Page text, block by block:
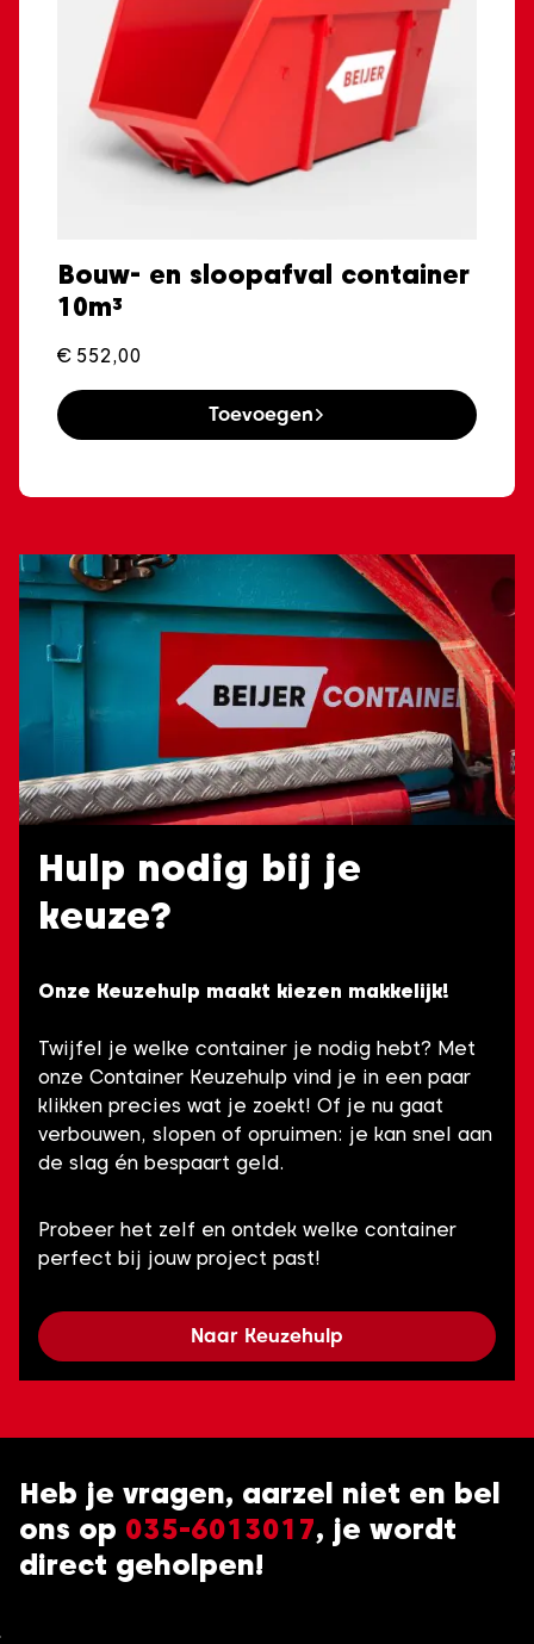
Bouw- en sloopafval container
10m³
€ 552,00
Toevoegen
Hulp nodig bij je
keuze?
Onze Keuzehulp maakt kiezen makkelijk!
Twijfel je welke container je nodig hebt? Met
onze Container Keuzehulp vind je in een paar
klikken precies wat je zoekt! Of je nu gaat
verbouwen, slopen of opruimen: je kan snel aan
de slag én bespaart geld.
Probeer het zelf en ontdek welke container
perfect bij jouw project past!
Naar Keuzehulp
Heb je vragen, aarzel niet en bel
ons op 035-6013017, je wordt
direct geholpen!